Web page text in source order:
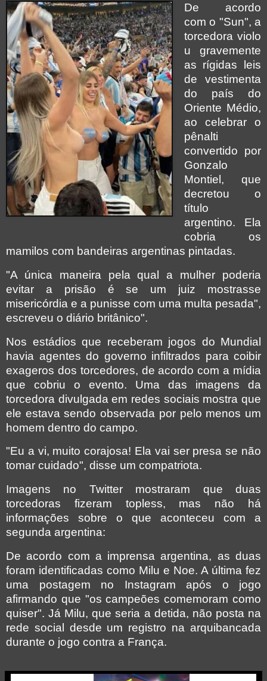
De acordo
com o "Sun", a
torcedora violo
u gravemente
as rígidas leis
de vestimenta
do país do
Oriente Médio,
ao celebrar o
pênalti
convertido por
Gonzalo
Montiel, que
decretou o
título
argentino. Ela
cobria os
mamilos com bandeiras argentinas pintadas.
"A única maneira pela qual a mulher poderia
evitar a prisão é se um juiz mostrasse
misericórdia e a punisse com uma multa pesada",
escreveu o diário britânico".
Nos estádios que receberam jogos do Mundial
havia agentes do governo infiltrados para coibir
exageros dos torcedores, de acordo com a mídia
que cobriu o evento. Uma das imagens da
torcedora divulgada em redes sociais mostra que
ele estava sendo observada por pelo menos um
homem dentro do campo.
"Eu a vi, muito corajosa! Ela vai ser presa se não
tomar cuidado", disse um compatriota.
Imagens no Twitter mostraram que duas
torcedoras fizeram topless, mas não há
informações sobre o que aconteceu com a
segunda argentina:
De acordo com a imprensa argentina, as duas
foram identificadas como Milu e Noe. A última fez
uma postagem no Instagram após o jogo
afirmando que "os campeões comemoram como
quiser". Já Milu, que seria a detida, não posta na
rede social desde um registro na arquibancada
durante o jogo contra a França.